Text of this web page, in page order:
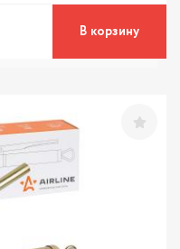
В корзину